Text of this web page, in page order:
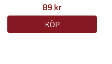
89 kr
KÖP